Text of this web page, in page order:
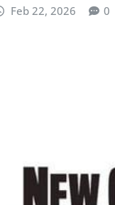
Feb 22, 2026 0